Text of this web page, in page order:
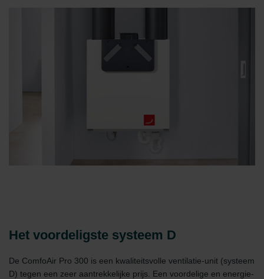
Het voordeligste systeem D
De ComfoAir Pro 300 is een kwaliteitsvolle ventilatie-unit (systeem
D) tegen een zeer aantrekkelijke prijs. Een voordelige en energie-